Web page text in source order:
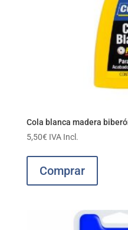
Cola blanca madera
5,50€ IVA Incl.
Comprar